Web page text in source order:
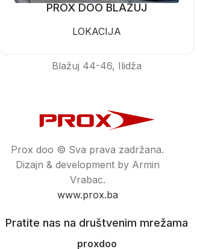
PROX DOO BLAŽUJ
LOKACIJA
Blažuj 44-46, Ilidža
Prox doo © Sva prava zadržana.
Dizajn & development by Armin
Vrabac.
www.prox.ba
Pratite nas na društvenim mrežama
proxdoo